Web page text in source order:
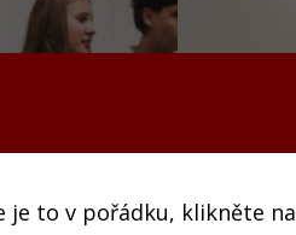
je to v pořádku, klikněte na